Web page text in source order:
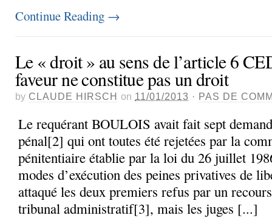
Continue Reading →
Le « droit » au sens de l’article 6
faveur ne constitue pas un droit
by CLAUDE HIRSCH on 11/01/2013 · PAS DE
Le requérant BOULOIS avait fait sept
pénal[2] qui ont toutes été rejetées par la
pénitentiaire établie par la loi du 26 juillet
modes d’exécution des peines privatives de
attaqué les deux premiers refus par un
tribunal administratif[3], mais les juges [...]